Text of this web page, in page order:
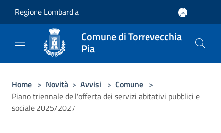
Regione Lombardia
Comune di Torrevecchia
Pia
Home > Novità > Avvisi > Comune >
Piano triennale dell'offerta dei servizi abitativi pubblici e
sociale 2025/2027